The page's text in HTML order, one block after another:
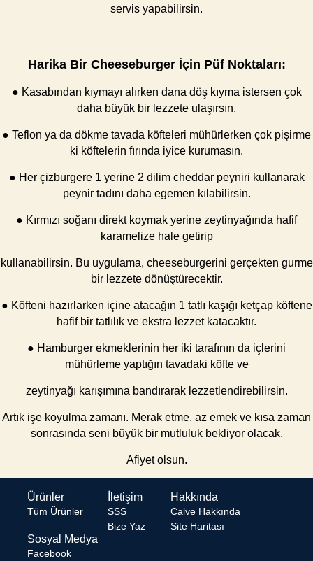
servis yapabilirsin.
Harika Bir Cheeseburger İçin Püf Noktaları:
● Kasabından kıymayı alırken dana döş kıyma istersen çok
daha büyük bir lezzete ulaşırsın.
● Teflon ya da dökme tavada köfteleri mühürlerken çok pişirme
ki köftelerin fırında iyice kurumasın.
● Her çizburgere 1 yerine 2 dilim cheddar peyniri kullanarak
peynir tadını daha egemen kılabilirsin.
● Kırmızı soğanı direkt koymak yerine zeytinyağında hafif
karamelize hale getirip
kullanabilirsin. Bu uygulama, cheeseburgerini gerçekten gurme
bir lezzete dönüştürecektir.
● Köfteni hazırlarken içine atacağın 1 tatlı kaşığı ketçap köftene
hafif bir tatlılık ve ekstra lezzet katacaktır.
● Hamburger ekmeklerinin her iki tarafının da içlerini
mühürleme yaptığın tavadaki köfte ve
zeytinyağı karışımına bandırarak lezzetlendirebilirsin.
Artık işe koyulma zamanı. Merak etme, az emek ve kısa zaman
sonrasında seni büyük bir mutluluk bekliyor olacak.
Afiyet olsun.
Ürünler
Tüm Ürünler
İletişim
SSS
Bize Yaz
Hakkında
Calve Hakkında
Site Haritası
Sosyal Medya
Facebook